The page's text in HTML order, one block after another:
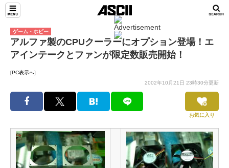
ゲーム・ホビー
アルファ製のCPUクーラーにオプション登場！エ
アインテークとファンが限定数販売開始！
[PC表示へ]
2002年10月21日 23時30分更新
お気に入り